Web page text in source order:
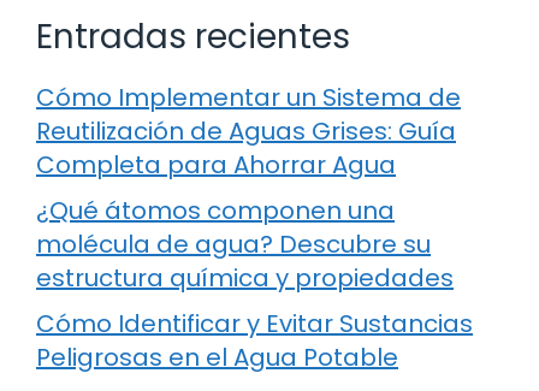
Entradas recientes
Cómo Implementar un Sistema de
Reutilización de Aguas Grises: Guía
Completa para Ahorrar Agua
¿Qué átomos componen una
molécula de agua? Descubre su
estructura química y propiedades
Cómo Identificar y Evitar Sustancias
Peligrosas en el Agua Potable